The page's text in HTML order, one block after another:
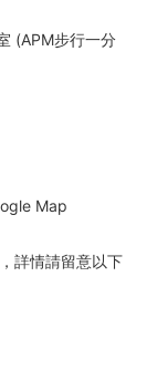
(APM步行一分
Map
詳情請留意以下